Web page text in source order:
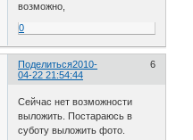
возможно,
0
Поделиться 6
2010-
04-22 21:54:44
Сейчас нет возможности
выложить. Постараюсь в
суботу выложить фото.